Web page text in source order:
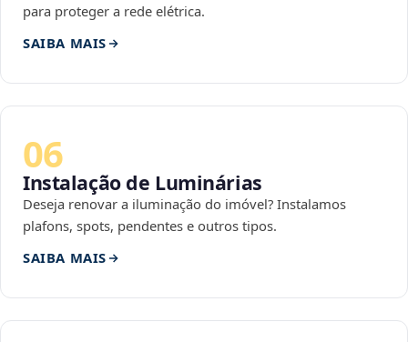
para proteger a rede elétrica.
SAIBA MAIS
06
Instalação de Luminárias
Deseja renovar a iluminação do imóvel? Instalamos
plafons, spots, pendentes e outros tipos.
SAIBA MAIS